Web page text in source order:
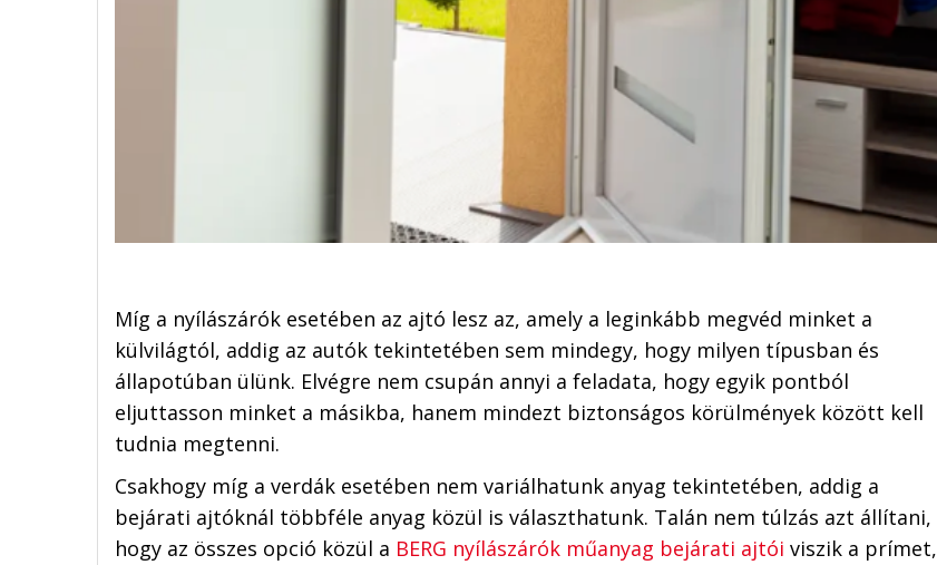
Míg a nyílászárók esetében az ajtó lesz az, amely a leginkább megvéd minket a
külvilágtól, addig az autók tekintetében sem mindegy, hogy milyen típusban és
állapotúban ülünk. Elvégre nem csupán annyi a feladata, hogy egyik pontból
eljuttasson minket a másikba, hanem mindezt biztonságos körülmények között kell
tudnia megtenni.
Csakhogy míg a verdák esetében nem variálhatunk anyag tekintetében, addig a
bejárati ajtóknál többféle anyag közül is választhatunk. Talán nem túlzás azt állítani,
hogy az összes opció közül a BERG nyílászárók műanyag bejárati ajtói viszik a prímet,